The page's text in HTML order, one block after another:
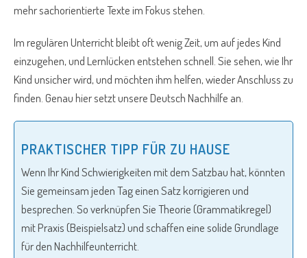
mehr sachorientierte Texte im Fokus stehen.
Im regulären Unterricht bleibt oft wenig Zeit, um auf jedes Kind
einzugehen, und Lernlücken entstehen schnell. Sie sehen, wie Ihr
Kind unsicher wird, und möchten ihm helfen, wieder Anschluss zu
finden. Genau hier setzt unsere Deutsch Nachhilfe an.
PRAKTISCHER TIPP FÜR ZU HAUSE
Wenn Ihr Kind Schwierigkeiten mit dem Satzbau hat, könnten
Sie gemeinsam jeden Tag einen Satz korrigieren und
besprechen. So verknüpfen Sie Theorie (Grammatikregel)
mit Praxis (Beispielsatz) und schaffen eine solide Grundlage
für den Nachhilfeunterricht.